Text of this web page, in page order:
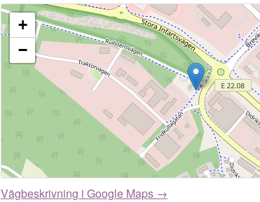
+
−
Vägbeskrivning i Google Maps →